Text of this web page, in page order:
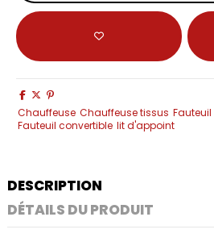
Chauffeuse Chauffeuse tissus
Fauteuil convertible lit d'appoint
DESCRIPTION
DÉTAILS DU PRODUIT